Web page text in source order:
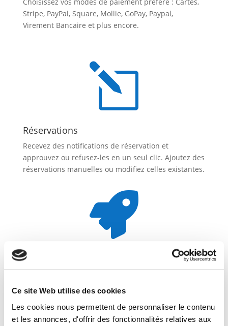
Ce site Web utilise des cookies
Les cookies nous permettent de personnaliser le contenu
et les annonces, d'offrir des fonctionnalités relatives aux
Stripe, PayPal, Square, Mollie, GoPay, Paypal,
Virement Bancaire et plus encore.
l
Réservations
Recevez des notifications de réservation et
approuvez ou refusez-les en un seul clic. Ajoutez des
réservations manuelles ou modifiez celles existantes.

Intégration
n’importe quel générateur de pages. Vos calendriers
d’écran ou appareil.